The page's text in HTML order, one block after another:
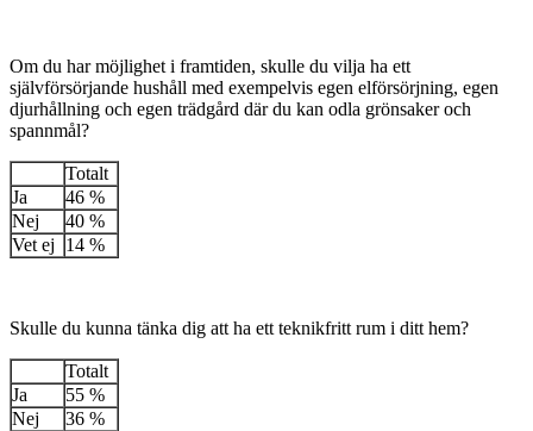
Om du har möjlighet i framtiden, skulle du vilja ha ett
självförsörjande hushåll med exempelvis egen elförsörjning, egen
djurhållning och egen trädgård där du kan odla grönsaker och
spannmål?
Totalt
Ja
46 %
Nej
40 %
Vet ej
14 %
Skulle du kunna tänka dig att ha ett teknikfritt rum i ditt hem?
Totalt
Ja
55 %
Nej
36 %